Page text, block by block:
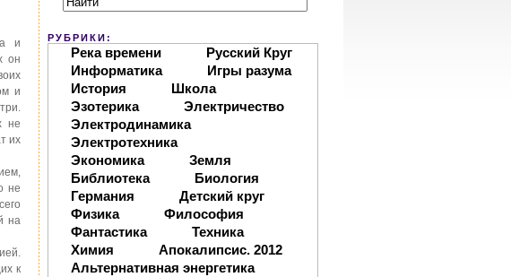
и
он
и
не
их
не
на
к
РУБРИКИ:
Река времени
Русский Круг
Информатика
Игры разума
История
Школа
Эзотерика
Электричество
Электродинамика
Электротехника
Экономика
Земля
Библиотека
Биология
Германия
Детский круг
Физика
Философия
Фантастика
Техника
Химия
Апокалипсис. 2012
Альтернативная энергетика